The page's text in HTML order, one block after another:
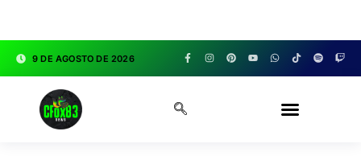
9 DE AGOSTO DE 2026